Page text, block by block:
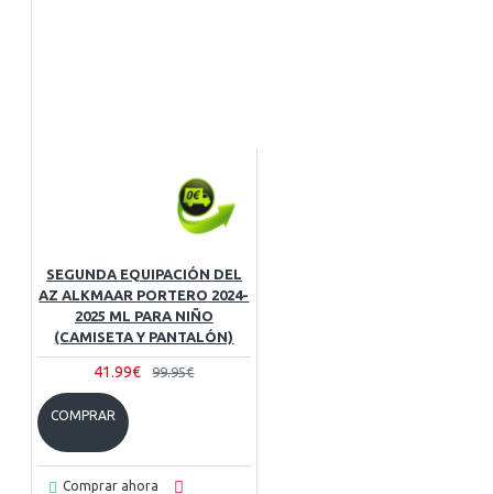
SEGUNDA EQUIPACIÓN DEL
AZ ALKMAAR PORTERO 2024-
2025 ML PARA NIÑO
(CAMISETA Y PANTALÓN)
41.99€ 99.95€
COMPRAR
Comprar ahora